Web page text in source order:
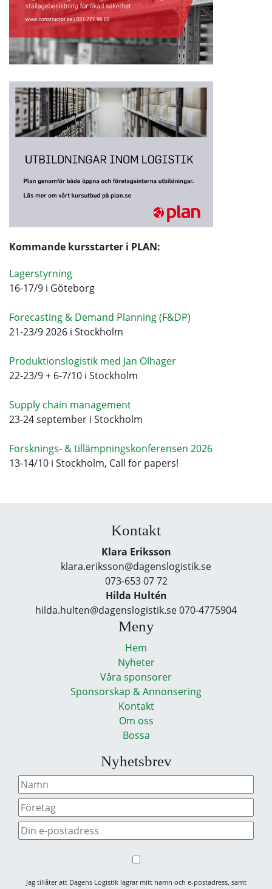
Kommande kursstarter i PLAN:
Lagerstyrning
16-17/9 i Göteborg
Forecasting & Demand Planning (F&DP)
21-23/9 2026 i Stockholm
Produktionslogistik med Jan Olhager
22-23/9 + 6-7/10 i Stockholm
Supply chain management
23-24 september i Stockholm
Forsknings- & tillämpningskonferensen 2026
13-14/10 i Stockholm, Call for papers!
Kontakt
Klara Eriksson
klara.eriksson@dagenslogistik.se
073-653 07 72
Hilda Hultén
hilda.hulten@dagenslogistik.se 070-4775904
Meny
Hem
Nyheter
Våra sponsorer
Sponsorskap & Annonsering
Kontakt
Om oss
Bossa
Nyhetsbrev
Jag tillåter att Dagens Logistik lagrar mitt namn och e-postadress, samt